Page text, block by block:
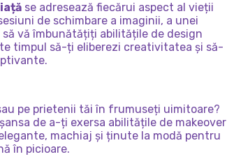
se adresează fiecărui aspect al vieții
de schimbare a imaginii, a unei
vă îmbunătățiți abilitățile de design
timpul să-ți eliberezi creativitatea și să-
pe prietenii tăi în frumuseți uimitoare?
de a-ți exersa abilitățile de makeover
machiaj și ținute la modă pentru
în picioare.